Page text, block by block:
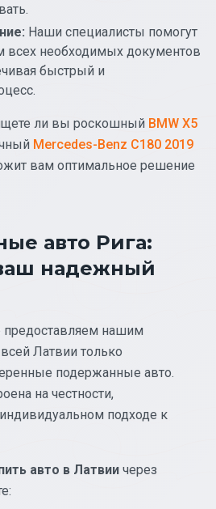
Наши специалисты помогут
необходимых документов
быстрый и
ли вы роскошный BMW X5
Mercedes-Benz C180 2019
вам оптимальное решение
авто Рига:
надежный
нашим
Латвии только
подержанные авто.
на честности,
подходе к
авто в Латвии через